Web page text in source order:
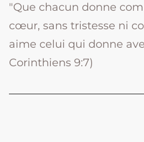
"Que chacun donne
cœur, sans tristesse ni
aime celui qui donne
Corinthiens 9:7)